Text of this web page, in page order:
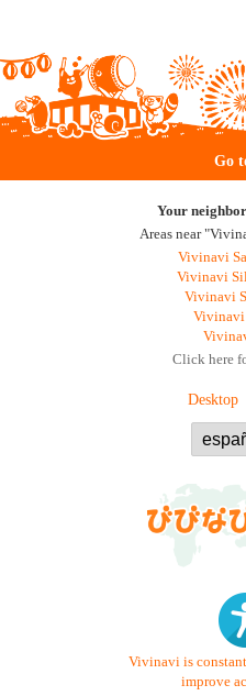
Go
Your
Areas near
Vivinavi
Vivinavi
Vivinavi
Vivinavi
Click here
Desktop
Vivinavi is
improve